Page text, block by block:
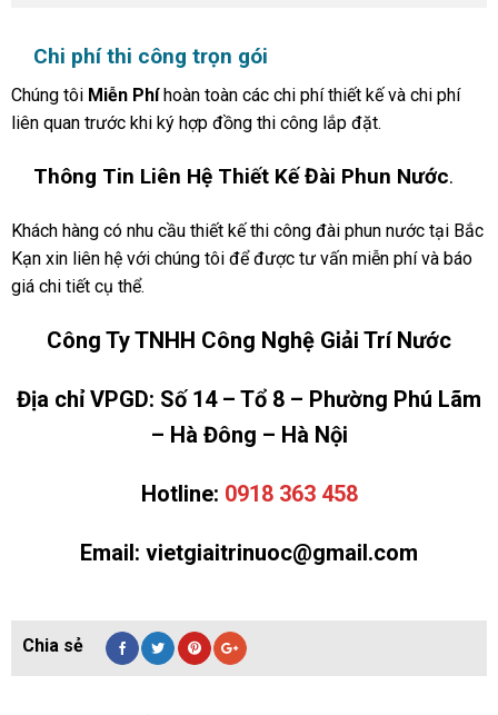
Chi phí thi công trọn gói
Chúng tôi Miễn Phíhoàn toàn các chi phí thiết kế và chi phí
liên quan trước khi ký hợp đồng thi công lắp đặt.
Thông Tin Liên Hệ Thiết Kế Đài Phun Nước.
Khách hàng có nhu cầu thiết kế thi công đài phun nước tại Bắc
Kạn xin liên hệ với chúng tôi để được tư vấn miễn phí và báo
giá chi tiết cụ thể.
Công Ty TNHH Công Nghệ Giải Trí Nước
Địa chỉ VPGD: Số 14 – Tổ 8 – Phường Phú Lãm
– Hà Đông – Hà Nội
Hotline: 0918 363 458
Email: vietgiaitrinuoc@gmail.com